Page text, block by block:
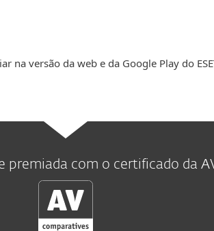
na versão da web e da Google Play do
premiada com o certificado da